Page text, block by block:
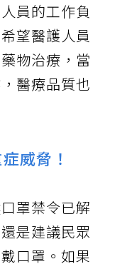
員的工作負
望醫護人員
物治療，當
醫療品質也
威脅！
罩禁令已解
是建議民眾
口罩。如果